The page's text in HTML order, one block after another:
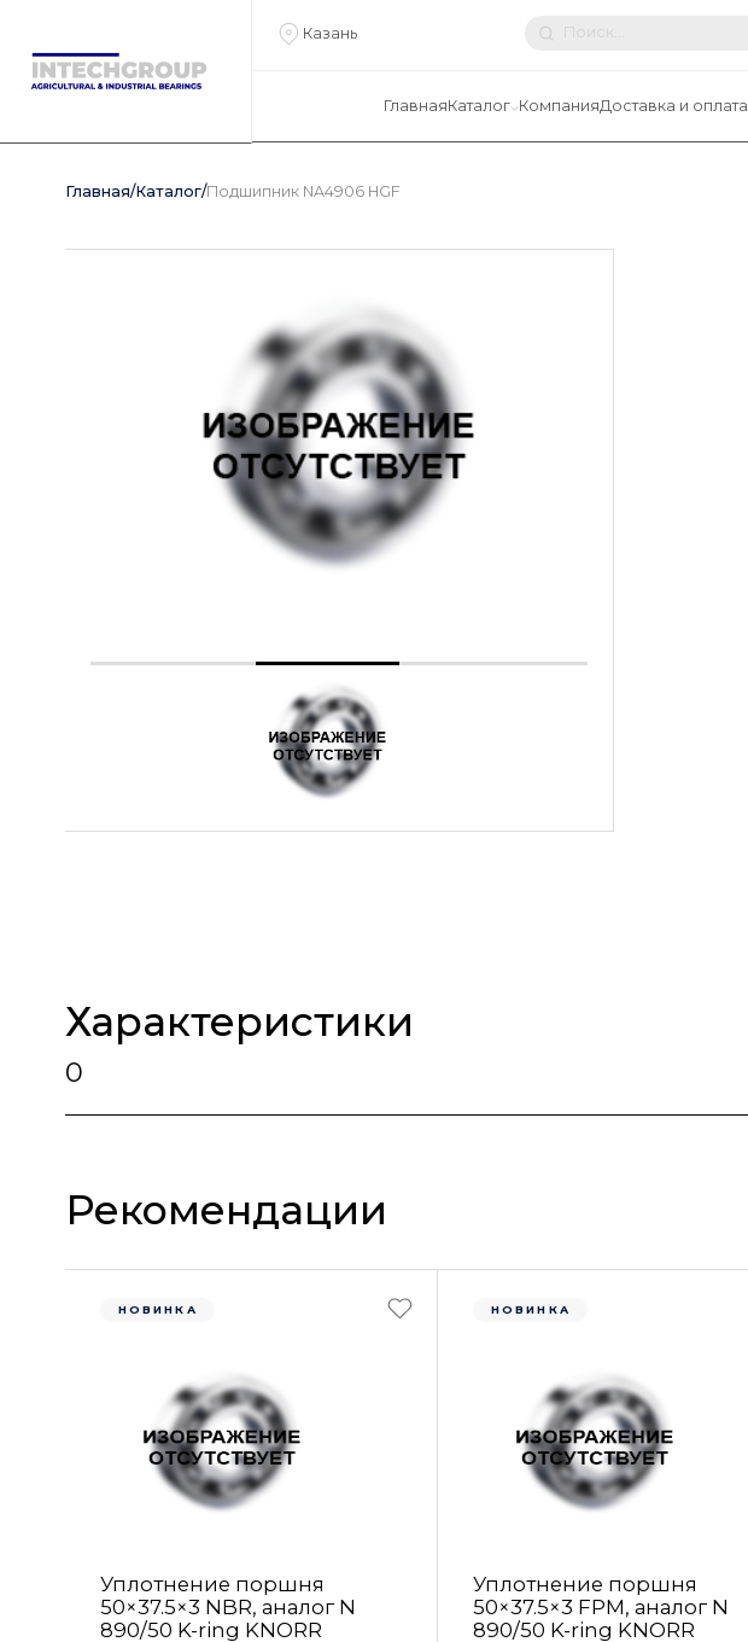
Казань
ГлавнаяКаталог КомпанияДоставка и оплата
Главная/Каталог/Подшипник NA4906 HGF
Характеристики
0
Рекомендации
НОВИНКА
Уплотнение поршня
50×37.5×3 NBR, аналог N
890/50 K-ring KNORR
НОВИНКА
Уплотнение поршня
50×37.5×3 FРM, аналог N
890/50 K-ring KNORR